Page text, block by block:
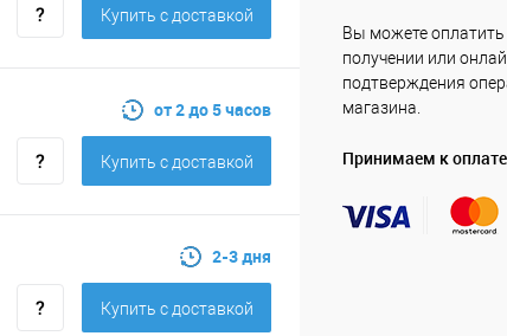
Купить c доставкой
от 2 до 5 часов
Купить c доставкой
2-3 дня
Купить c доставкой
Вы можете оплатить
получении или
подтверждения
магазина.
Принимаем к оплате